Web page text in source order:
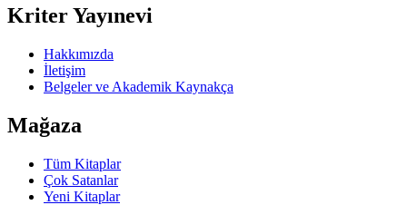
Kriter Yayınevi
Hakkımızda
İletişim
Belgeler ve Akademik Kaynakça
Mağaza
Tüm Kitaplar
Çok Satanlar
Yeni Kitaplar